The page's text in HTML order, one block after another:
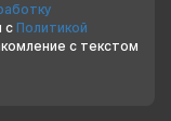
с Политикой
с текстом